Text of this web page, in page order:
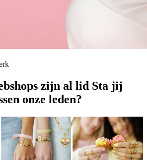
zijn al lid Sta jij
onze leden?